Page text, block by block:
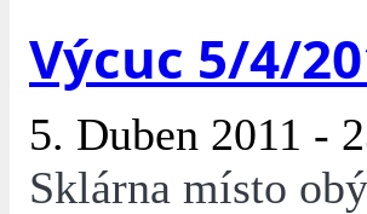
Výcuc 5/4/
5. Duben 2011 -
Sklárna místo